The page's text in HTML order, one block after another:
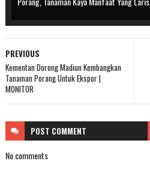
PREVIOUS
Kementan Dorong Madiun Kembangkan
Tanaman Porang Untuk Ekspor |
MONITOR
POST COMMENT
No comments